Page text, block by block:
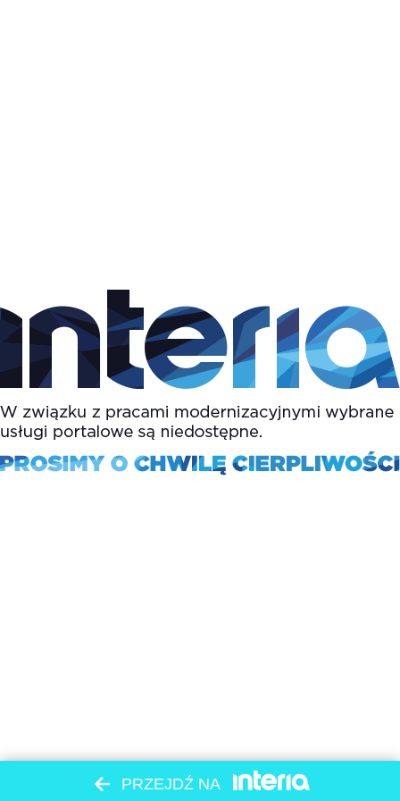
PRZEJDŹ NA